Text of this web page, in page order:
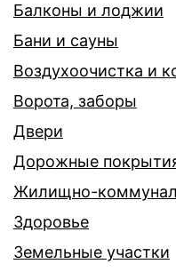
Балконы и лоджии
Бани и сауны
Воздухоочистка и
Ворота, заборы
Двери
Дорожные
Жилищно-
Здоровье
Земельные участки